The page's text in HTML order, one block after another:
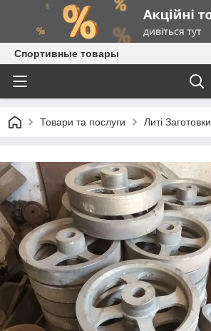
Спортивные товары
Товари та послуги Литі Заготовки